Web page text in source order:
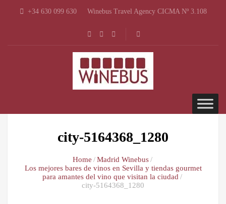
+34 630 099 630 Winebus Travel Agency CICMA Nº 3.108
city-5164368_1280
Home
Madrid Winebus
Los mejores bares de vinos en Sevilla y tiendas gourmet
para amantes del vino que visitan la ciudad
city-5164368_1280